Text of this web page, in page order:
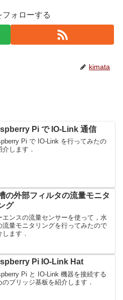
フォローする
kimata
Pi で IO-Link 通信
Pi で IO-Link を行ってみたの
介します．
の外部フィルタの流量モニタ
グ
エンスの流量センサーを使って，水
流量モニタリングを行ってみたので
します．
Pi IO-Link Hat
Pi と IO-Link 機器を接続する
のブリッジ基板を紹介します．